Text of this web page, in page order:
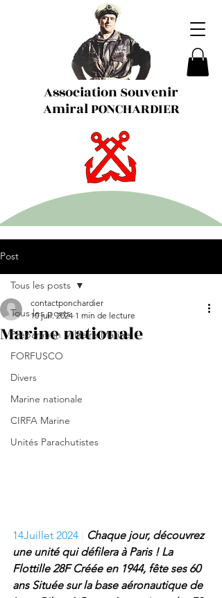
Association Souvenir
Amiral PONCHARDIER
Post
Tous les posts
Préparation Militaire Marine
FORFUSCO
Divers
Marine nationale
CIRFA Marine
Unités Parachutistes
Tous les posts
Marine nationale
contactponchardier
10 juil. 2024 1 min de lecture
14Juillet 2024
Chaque jour, découvrez
une unité qui défilera à Paris ! La
Flottille 28F Créée en 1944, fête ses 60
ans Située sur la base aéronautique de